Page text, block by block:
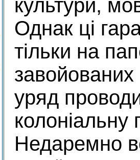
культури,
Однак ці
тільки на
завойованих
уряд
колоніальну
Недаремно